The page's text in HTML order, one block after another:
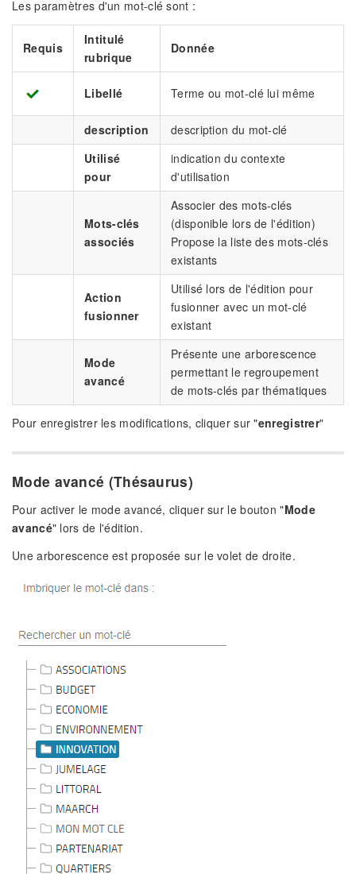
Les paramètres d'un mot-clé sont :
Requis
Intitulé
rubrique
Donnée
Libellé Terme ou mot-clé lui même
description
description du mot-clé
Utilisé
pour
indication du contexte
d'utilisation
Mots-clés
associés
Associer des mots-clés
(disponible lors de l'édition)
Propose la liste des mots-clés
existants
Action
fusionner
Utilisé lors de l'édition pour
fusionner avec un mot-clé
existant
Mode
avancé
Présente une arborescence
permettant le regroupement
de mots-clés par thématiques
Pour enregistrer les modifications, cliquer sur "enregistrer"
Mode avancé (Thésaurus)
Pour activer le mode avancé, cliquer sur le bouton "Mode
avancé" lors de l'édition.
Une arborescence est proposée sur le volet de droite.